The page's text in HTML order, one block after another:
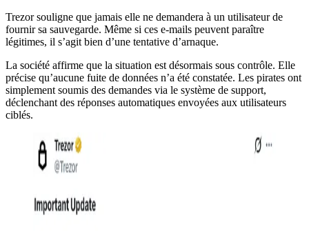
Trezor souligne que jamais elle ne demandera à un utilisateur de
fournir sa sauvegarde. Même si ces e-mails peuvent paraître
légitimes, il s’agit bien d’une tentative d’arnaque.
La société affirme que la situation est désormais sous contrôle. Elle
précise qu’aucune fuite de données n’a été constatée. Les pirates ont
simplement soumis des demandes via le système de support,
déclenchant des réponses automatiques envoyées aux utilisateurs
ciblés.